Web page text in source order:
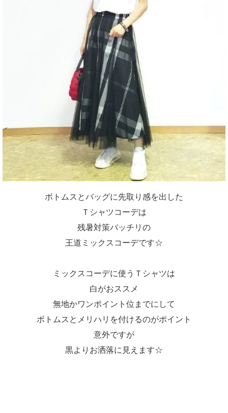
ボトムスとバッグに先取り感を出した
Ｔシャツコーデは
残暑対策バッチリの
王道ミックスコーデです☆
ミックスコーデに使うＴシャツは
白がおススメ
無地かワンポイント位までにして
ボトムスとメリハリを付けるのがポイント
意外ですが
黒よりお洒落に見えます☆